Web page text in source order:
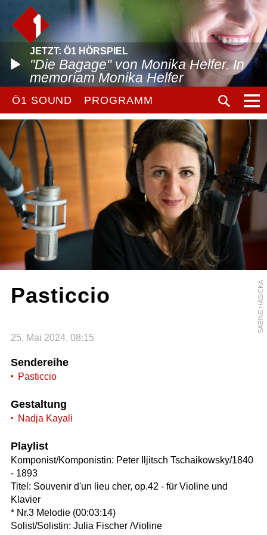
JETZT: Ö1 HÖRSPIEL
"Die Bagage" von Monika Helfer. In
memoriam Monika Helfer
Ö1 SOUND PROGRAMM
SABINE HASICKA
Pasticcio
25. Mai 2024, 08:15
Sendereihe
Pasticcio
Gestaltung
Nadja Kayali
Playlist
Komponist/Komponistin: Peter Iljitsch Tschaikowsky/1840
- 1893
Titel: Souvenir d'un lieu cher, op.42 - für Violine und
Klavier
* Nr.3 Melodie (00:03:14)
Solist/Solistin: Julia Fischer /Violine